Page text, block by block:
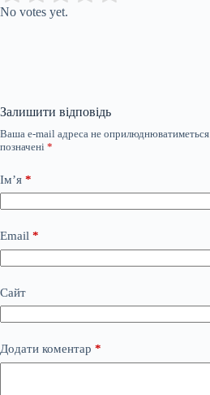
No votes yet.
Залишити відповідь
Ваша e-mail адреса не оприлюднюватиметься.
позначені *
Ім’я *
Email *
Сайт
Додати коментар *